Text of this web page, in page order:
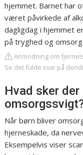
hjemmet. Barnet har
været påvirkede af
dagligdag i hjemmet
på tryghed og omsorg.
Anmodning om
Se det fulde svar på
Hvad sker der
Når børn bliver
hjerneskade, da
Eksempelvis viser